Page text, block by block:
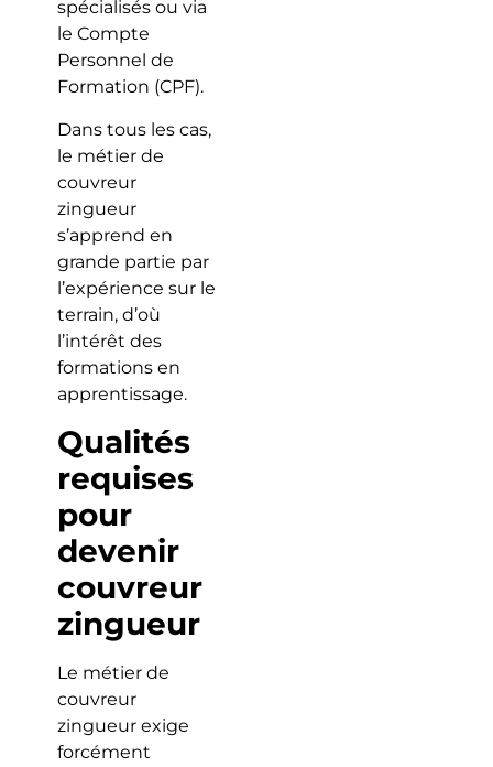
spécialisés ou via
le Compte
Personnel de
Formation (CPF).
Dans tous les cas,
le métier de
couvreur
zingueur
s’apprend en
grande partie par
l’expérience sur le
terrain, d’où
l’intérêt des
formations en
apprentissage.
Qualités
requises
pour
devenir
couvreur
zingueur
Le métier de
couvreur
zingueur exige
forcément